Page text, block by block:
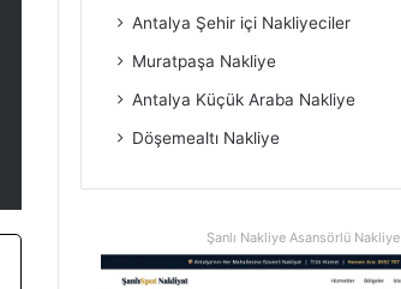
Antalya Şehir içi Nakliyeciler
Muratpaşa Nakliye
Antalya Küçük Araba Nakliye
Döşemealtı Nakliye
Şanlı Nakliye Asansörlü Nakliye